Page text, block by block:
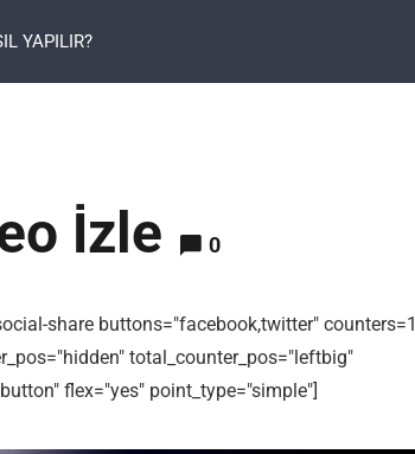
YAPILIR?
İzle 0
share buttons="facebook,twitter" counters=1
total_counter_pos="leftbig"
flex="yes" point_type="simple"]